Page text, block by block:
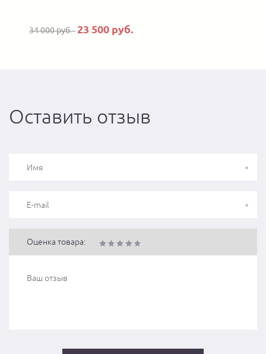
34 000 руб. 23 500 руб.
Оставить отзыв
Оценка товара: